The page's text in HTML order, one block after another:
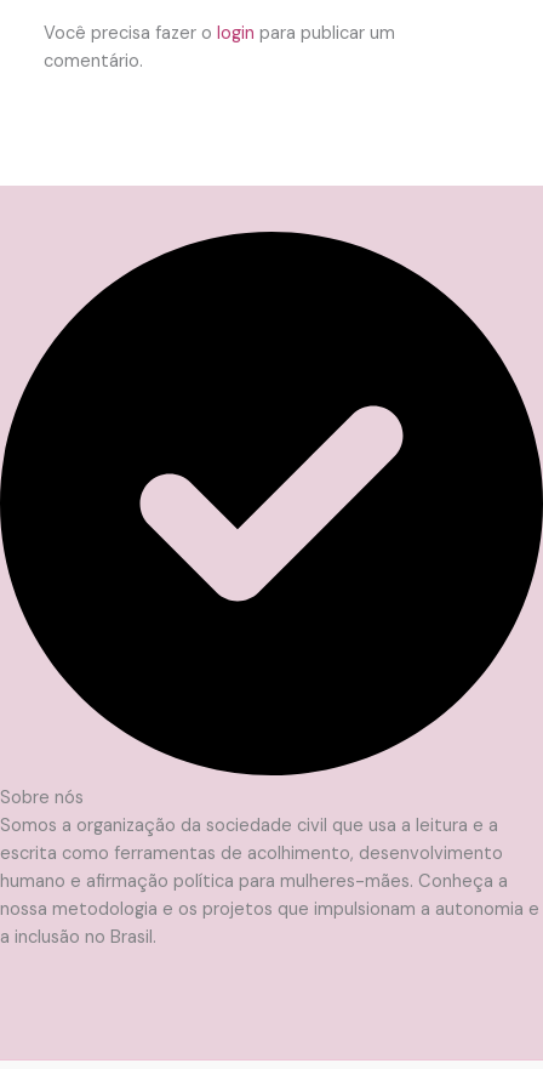
Você precisa fazer ologin para publicar um
comentário.
Sobre nós
Somos a organização da sociedade civil que usa a leitura e a
escrita como ferramentas de acolhimento, desenvolvimento
humano e afirmação política para mulheres-mães. Conheça a
nossa metodologia e os projetos que impulsionam a autonomia e
a inclusão no Brasil.